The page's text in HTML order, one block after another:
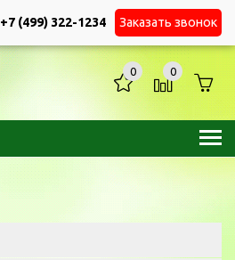
+7 (499) 322-1234 Заказать звонок
0 0